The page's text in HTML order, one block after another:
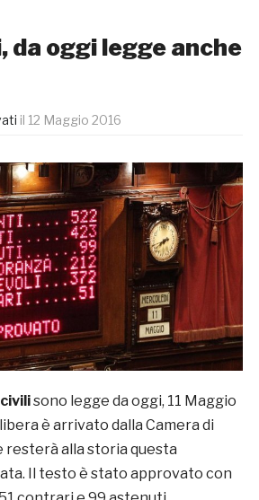
da oggi legge anche
il 12 Maggio 2016
sono legge da oggi, 11 Maggio
è arrivato dalla Camera di
resterà alla storia questa
Il testo è stato approvato con